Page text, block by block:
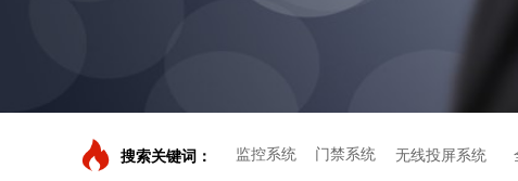
监控系统 门禁系统 无线投屏系统
搜索关键词：